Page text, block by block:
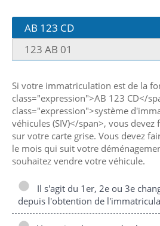
AB 123 CD
123 AB 01
Si votre immatriculation est de la
class="expression">AB 123 CD</
class="expression">système
véhicules (SIV)</span>, vous
sur votre carte grise. Vous devez
le mois qui suit votre
souhaitez vendre votre véhicule.
Il s'agit du 1er, 2e ou 3e
depuis l'obtention de